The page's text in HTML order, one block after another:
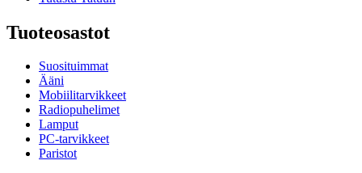
Tuoteosastot
Suosituimmat
Ääni
Mobiilitarvikkeet
Radiopuhelimet
Lamput
PC-tarvikkeet
Paristot